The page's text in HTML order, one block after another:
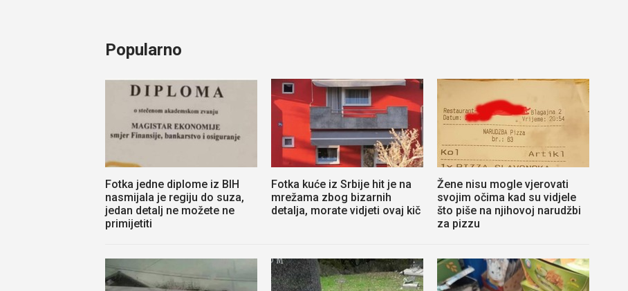
Popularno
Fotka jedne diplome iz BIH
nasmijala je regiju do suza,
jedan detalj ne možete ne
primijetiti
Fotka kuće iz Srbije hit je na
mrežama zbog bizarnih
detalja, morate vidjeti ovaj kič
Žene nisu mogle vjerovati
svojim očima kad su vidjele
što piše na njihovoj narudžbi
za pizzu